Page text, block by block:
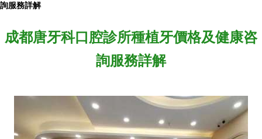
詢服務詳解
成都唐牙科口腔診所種植牙價格及健康咨
詢服務詳解